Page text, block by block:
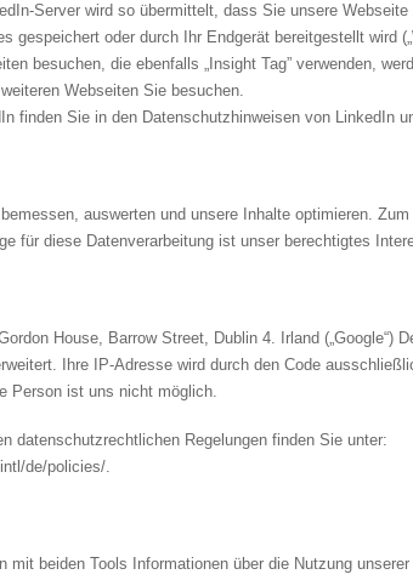
Server wird so übermittelt, dass Sie unsere
oder durch Ihr Endgerät bereitgestellt wird
besuchen, die ebenfalls „Insight Tag” verwenden,
Webseiten Sie besuchen.
finden Sie in den Datenschutzhinweisen von LinkedIn
auswerten und unsere Inhalte optimieren.
für diese Datenverarbeitung ist unser berechtigtes
House, Barrow Street, Dublin 4. Irland („Google“)
Ihre IP-Adresse wird durch den Code
Person ist uns nicht möglich.
datenschutzrechtlichen Regelungen finden Sie unter:
de/policies/.
beiden Tools Informationen über die Nutzung